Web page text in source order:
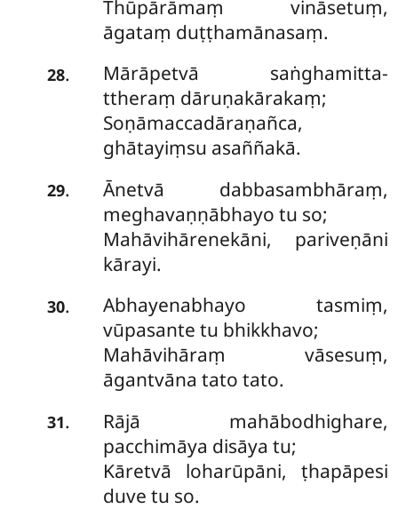
Thūpārāmaṃ vināsetuṃ,
āgataṃ duṭṭhamānasaṃ.
28.
Mārāpetvā saṅghamitta-
ttheraṃ dāruṇakārakaṃ;
Soṇāmaccadāraṇañca,
ghātayiṃsu asaññakā.
29.
Ānetvā dabbasambhāraṃ,
meghavaṇṇābhayo tu so;
Mahāvihārenekāni, pariveṇāni
kārayi.
30.
Abhayenabhayo tasmiṃ,
vūpasante tu bhikkhavo;
Mahāvihāraṃ vāsesuṃ,
āgantvāna tato tato.
31.
Rājā mahābodhighare,
pacchimāya disāya tu;
Kāretvā loharūpāni, ṭhapāpesi
duve tu so.